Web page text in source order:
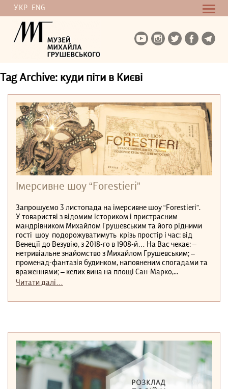
УКР ENG
Tag Archive: куди піти в Києві
Імерсивне шоу “Forestieri”
Запрошуємо 3 листопада на імерсивне шоу “Forestieri”.
У товаристві з відомим істориком і пристрасним
мандрівником Михайлом Грушевським та його рідними
гості шоу подорожуватимуть крізь простір і час: від
Венеції до Везувію, з 2018-го в 1908-й… На Вас чекає: –
нетривіальне знайомство з Михайлом Грушевським; –
променад-фантазія будинком, наповненим спогадами та
враженнями; – келих вина на площі Сан-Марко,...
Читати далі…